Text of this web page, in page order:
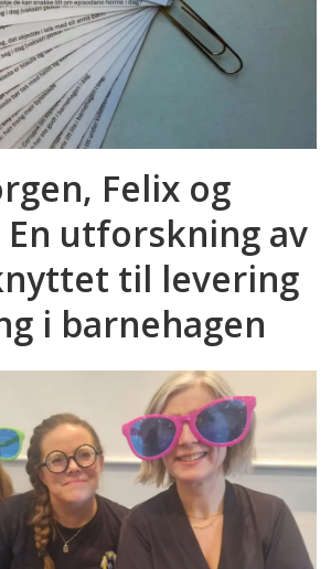
Felix og
En utforskning av
til levering
i barnehagen